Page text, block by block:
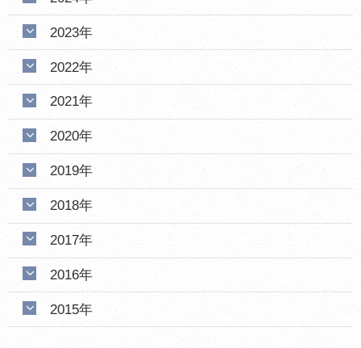
2023年
2022年
2021年
2020年
2019年
2018年
2017年
2016年
2015年